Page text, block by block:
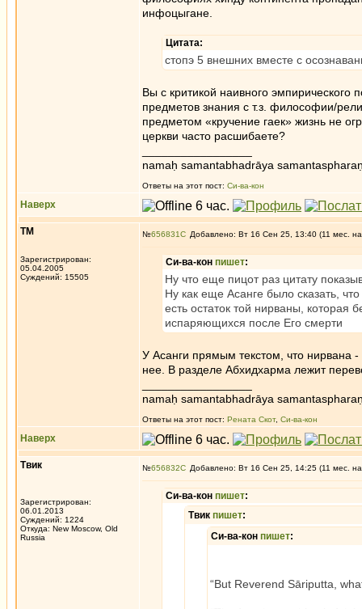
инфоцыгане.
Цитата:
стопэ 5 внешних вместе с
Вы с критикой наивного эмпирического
предметов знания с т.з. философии/
предметом «кручение гаек» жизнь не
церкви часто расшибаете?
namaḥ samantabhadrāya
Ответы на этот пост: Си-ва-кон
Наверх
ТМ
Зарегистрирован:
05.04.2005
Суждений: 15505
№656831 Добавлено: Вт 16 Сен 25, 13:40 (11 мес.
Си-ва-кон пишет:
Ну что еще пицот раз цитату
Ну как еще Асанге было сказать,
есть остаток той нирваны, которая
испаряющихся после Его смерти
У Асанги прямым текстом, что нирвана
нее. В разделе Абхидхарма лежит
namaḥ samantabhadrāya
Ответы на этот пост: Рената Скот, Си-ва-кон
Наверх
Твик
Зарегистрирован:
06.01.2013
Суждений: 1224
Откуда: New Moscow, Old
Russia
№656832 Добавлено: Вт 16 Сен 25, 14:25 (11 мес.
Си-ва-кон пишет:
Твик пишет:
Си-ва-кон пишет:
“But Reverend Sāriputta,